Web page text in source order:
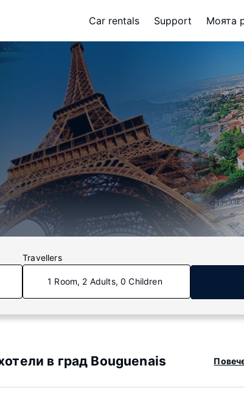
Car rentals Support Моята
Travellers
1 Room, 2 Adults, 0 Children
в град Bouguenais